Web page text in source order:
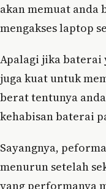
akan memuat anda
mengakses laptop
Apalagi jika baterai
juga kuat untuk
berat tentunya
kehabisan baterai
Sayangnya,
menurun setelah
yang performanya